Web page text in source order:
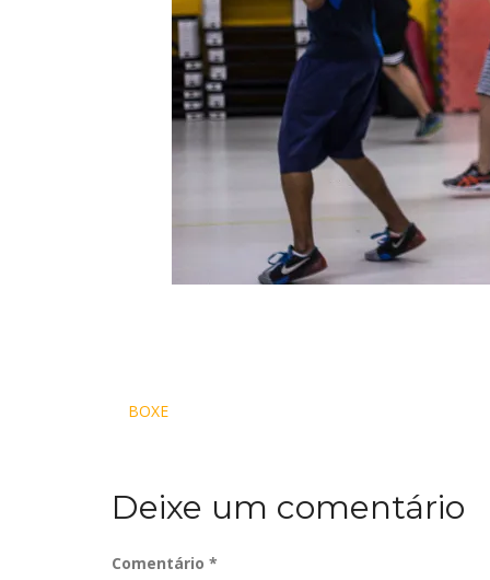
Navegação
Post
BOXE
Deixe um comentário
Comentário *